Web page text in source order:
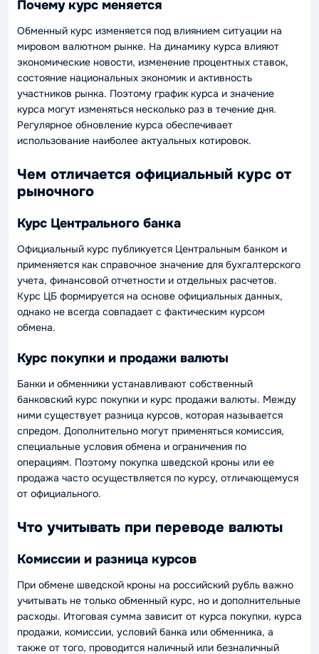
Почему курс меняется
Обменный курс изменяется под влиянием ситуации на
мировом валютном рынке. На динамику курса влияют
экономические новости, изменение процентных ставок,
состояние национальных экономик и активность
участников рынка. Поэтому график курса и значение
курса могут изменяться несколько раз в течение дня.
Регулярное обновление курса обеспечивает
использование наиболее актуальных котировок.
Чем отличается официальный курс от
рыночного
Курс Центрального банка
Официальный курс публикуется Центральным банком и
применяется как справочное значение для бухгалтерского
учета, финансовой отчетности и отдельных расчетов.
Курс ЦБ формируется на основе официальных данных,
однако не всегда совпадает с фактическим курсом
обмена.
Курс покупки и продажи валюты
Банки и обменники устанавливают собственный
банковский курс покупки и курс продажи валюты. Между
ними существует разница курсов, которая называется
спредом. Дополнительно могут применяться комиссия,
специальные условия обмена и ограничения по
операциям. Поэтому покупка шведской кроны или ее
продажа часто осуществляется по курсу, отличающемуся
от официального.
Что учитывать при переводе валюты
Комиссии и разница курсов
При обмене шведской кроны на российский рубль важно
учитывать не только обменный курс, но и дополнительные
расходы. Итоговая сумма зависит от курса покупки, курса
продажи, комиссии, условий банка или обменника, а
также от того, проводится наличный или безналичный